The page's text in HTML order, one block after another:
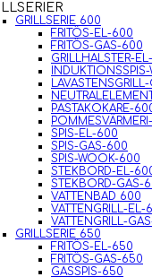
GRILLSERIE 600
FRITÖS-EL-600
FRITÖS-GAS-600
GRILLHALSTER-
PASTAKOKARE-
SPIS-EL-600
SPIS-GAS-600
SPIS-WOOK-600
STEKBORD-EL-
STEKBORD-GAS-
VATTENBAD 600
VATTENGRILL-EL-
VATTENGRILL-
GRILLSERIE 650
FRITÖS-EL-650
FRITÖS-GAS-650
GASSPIS-650